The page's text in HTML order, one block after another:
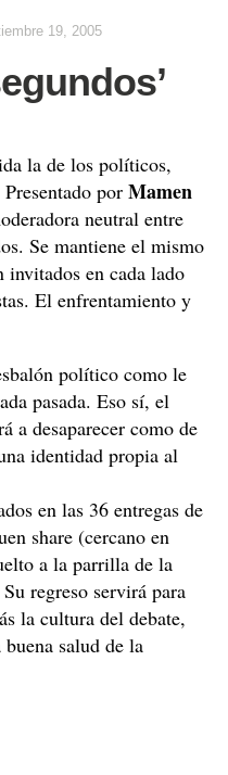
19, 2005
la de los políticos,
Presentado por Mamen
neutral entre
Se mantiene el mismo
invitados en cada lado
El enfrentamiento y
político como le
pasada. Eso sí, el
a desaparecer como de
identidad propia al
en las 36 entregas de
share (cercano en
a la parrilla de la
regreso servirá para
la cultura del debate,
salud de la